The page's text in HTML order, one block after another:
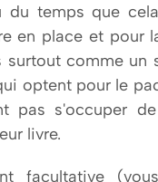
du temps que
en place et pour
surtout comme un
optent pour le
pas s'occuper
livre.
facultative